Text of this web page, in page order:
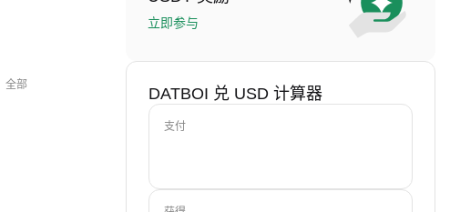
全部
立即参与
DATBOI 兑 USD 计算器
支付